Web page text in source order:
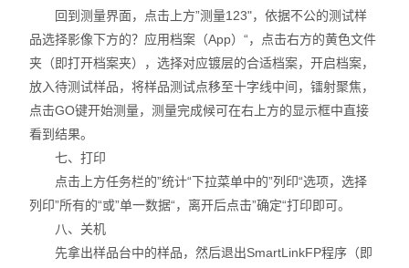
回到测量界面，点击上方”测量123"，依据不公的测试样
品选择影像下方的？应用档案（App）“，点击右方的黄色文件
夹（即打开档案夹），选择对应镀层的合适档案，开启档案，
放入待测试样品，将样品测试点移至十字线中间，镭射聚焦，
点击GO键开始测量，测量完成候可在右上方的显示框中直接
看到结果。
七、打印
点击上方任务栏的”统计“下拉菜单中的”列印“选项，选择
列印”所有的“或”单一数据“，离开后点击”确定“打印即可。
八、关机
先拿出样品台中的样品，然后退出SmartLinkFP程序（即